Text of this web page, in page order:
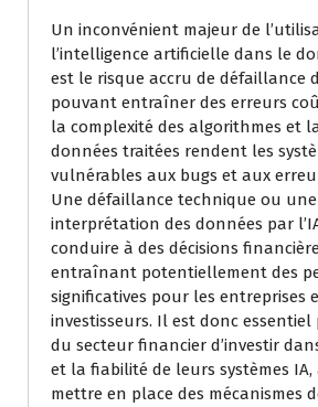
Un inconvénient majeur de
l’intelligence artificielle dans le
est le risque accru de défaillance
pouvant entraîner des erreurs
la complexité des algorithmes et
données traitées rendent les
vulnérables aux bugs et aux
Une défaillance technique ou
interprétation des données par
conduire à des décisions
entraînant potentiellement des
significatives pour les entreprises
investisseurs. Il est donc
du secteur financier d’investir
et la fiabilité de leurs systèmes IA,
mettre en place des mécanismes